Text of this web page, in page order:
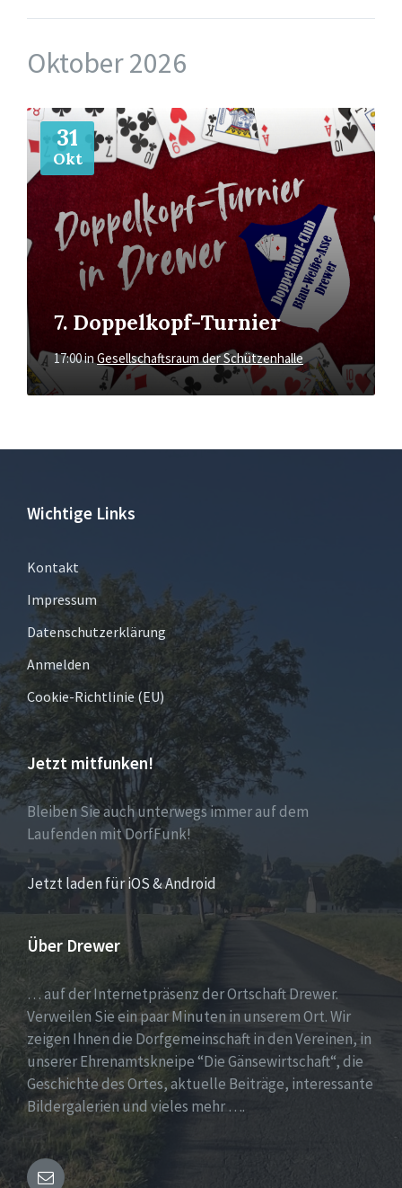
Oktober 2026
31
Okt
7. Doppelkopf-Turnier
17:00inGesellschaftsraum der Schützenhalle
Mehr
Wichtige Links
Kontakt
Impressum
Datenschutzerklärung
Anmelden
Cookie-Richtlinie (EU)
Jetzt mitfunken!
Bleiben Sie auch unterwegs immer auf dem
Laufenden mit DorfFunk!
Jetzt laden für iOS & Android
Über Drewer
… auf der Internetpräsenz der Ortschaft Drewer.
Verweilen Sie ein paar Minuten in unserem Ort. Wir
zeigen Ihnen die Dorfgemeinschaft in den Vereinen, in
unserer Ehrenamtskneipe “Die Gänsewirtschaft“, die
Geschichte des Ortes, aktuelle Beiträge, interessante
Bildergalerien und vieles mehr ….
Email